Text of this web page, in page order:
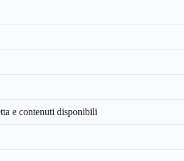
e contenuti disponibili